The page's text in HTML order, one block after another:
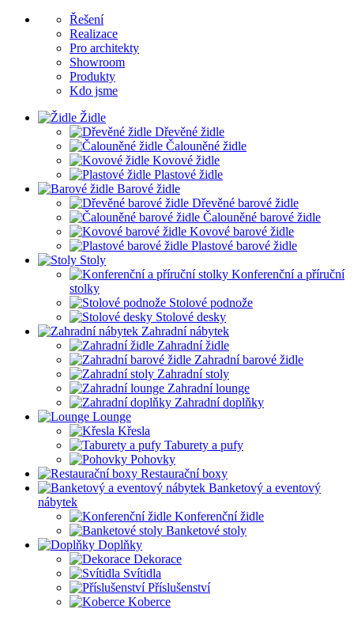
Řešení
Realizace
Pro architekty
Showroom
Produkty
Kdo jsme
Židle
Dřevěné židle
Čalouněné židle
Kovové židle
Plastové židle
Barové židle
Dřevěné barové židle
Čalouněné barové židle
Kovové barové židle
Plastové barové židle
Stoly
Konferenční a příruční
stolky
Stolové podnože
Stolové desky
Zahradní nábytek
Zahradní židle
Zahradní barové židle
Zahradní stoly
Zahradní lounge
Zahradní doplňky
Lounge
Křesla
Taburety a pufy
Pohovky
Restaurační boxy
Banketový a eventový
nábytek
Konferenční židle
Banketové stoly
Doplňky
Dekorace
Svítidla
Příslušenství
Koberce